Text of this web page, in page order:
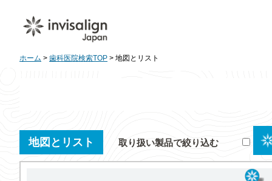
ホーム > 歯科医院検索TOP > 地図とリスト
地図とリスト 取り扱い製品で絞り込む